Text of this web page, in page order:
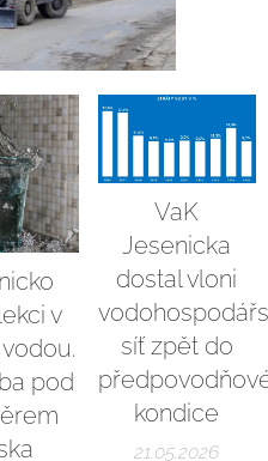
v
pod
VaK
Jesenicka
dostal vloni
síť zpět do
kondice
21.05.2026